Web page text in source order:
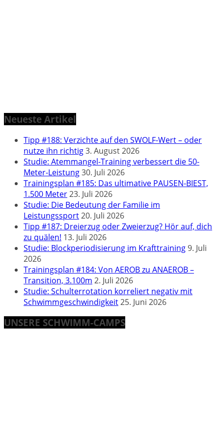
Neueste Artikel
Tipp #188: Verzichte auf den SWOLF-Wert – oder
nutze ihn richtig3. August 2026
Studie: Atemmangel-Training verbessert die 50-
Meter-Leistung30. Juli 2026
Trainingsplan #185: Das ultimative PAUSEN-BIEST,
1.500 Meter23. Juli 2026
Studie: Die Bedeutung der Familie im
Leistungssport20. Juli 2026
Tipp #187: Dreierzug oder Zweierzug? Hör auf, dich
zu quälen! 13. Juli 2026
Studie: Blockperiodisierung im Krafttraining9. Juli
2026
Trainingsplan #184: Von AEROB zu ANAEROB –
Transition, 3.100m 2. Juli 2026
Studie: Schulterrotation korreliert negativ mit
Schwimmgeschwindigkeit25. Juni 2026
UNSERE SCHWIMM-CAMPS